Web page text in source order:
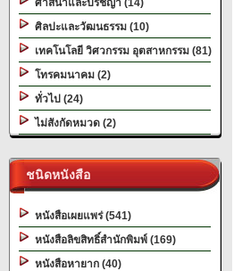
ศาสนาและปรัชญา (14)
ศิลปะและวัฒนธรรม (10)
เทคโนโลยี วิศวกรรม อุตสาหกรรม (81)
โทรคมนาคม (2)
ทั่วไป (24)
ไม่สังกัดหมวด (2)
ชนิดหนังสือ
หนังสือเผยแพร่ (541)
หนังสือลิขสิทธิ์สำนักพิมพ์ (169)
หนังสือหายาก (40)